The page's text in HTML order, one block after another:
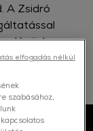
A Zsidró
szabásához,
elfogadás nélkül